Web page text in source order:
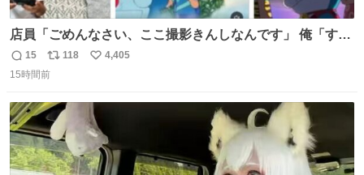
店員「ごめんなさい、ここ撮影きんしなんです」 俺「すみ
ません！すぐ消します」 店員「念のためフォルダから消し
返
信
15
リ
ポ
ト
数
118
い
数
4,405
15時間前